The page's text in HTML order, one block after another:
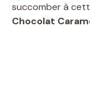
succomber à
Chocolat